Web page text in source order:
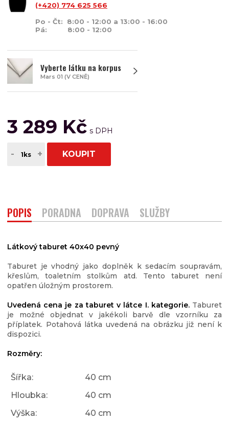
(+420) 774 625 566
Po - Čt: 8:00 - 12:00 a 13:00 - 16:00
Pá: 8:00 - 12:00
Vyberte látku na korpus
Mars 01 (V CENĚ)
3 289 Kč
- + KOUPIT
POPIS PORADNA DOPRAVA SLUŽBY
Látkový taburet 40x40 pevný
Taburet je vhodný jako doplněk k sedacím soupravám,
křeslům, toaletním stolkům atd. Tento taburet není
opatřen úložným prostorem.
Uvedená cena je za taburet v látce I. kategorie.Taburet
je možné objednat v jakékoli barvě dle vzorníku za
příplatek. Potahová látka uvedená na obrázku již není k
dispozici.
Rozměry:
Šířka:
40 cm
Hloubka:
40 cm
Výška:
40 cm